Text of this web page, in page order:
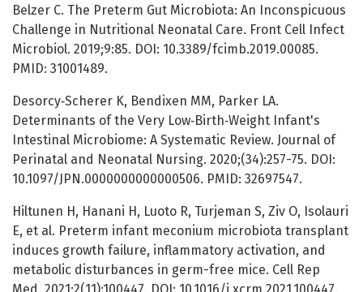
Belzer C. The Preterm Gut Microbiota: An Inconspicuous
Challenge in Nutritional Neonatal Care. Front Cell Infect
Microbiol. 2019;9:85. DOI: 10.3389/fcimb.2019.00085.
PMID: 31001489.
Desorcy‐Scherer K, Bendixen MM, Parker LA.
Determinants of the Very Low‐Birth‐Weight Infant's
Intestinal Microbiome: A Systematic Review. Journal of
Perinatal and Neonatal Nursing. 2020;(34):257-75. DOI:
10.1097/JPN.0000000000000506. PMID: 32697547.
Hiltunen H, Hanani H, Luoto R, Turjeman S, Ziv O, Isolauri
E, et al. Preterm infant meconium microbiota transplant
induces growth failure, inflammatory activation, and
metabolic disturbances in germ-free mice. Cell Rep